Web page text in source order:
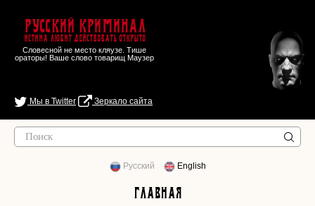
Русский Криминал
Истина любит действовать открыто
Словесной не место кляузе. Тише
ораторы! Ваше слово товарищ Маузер
Мы в Twitter Зеркало сайта
Русский English
Главная